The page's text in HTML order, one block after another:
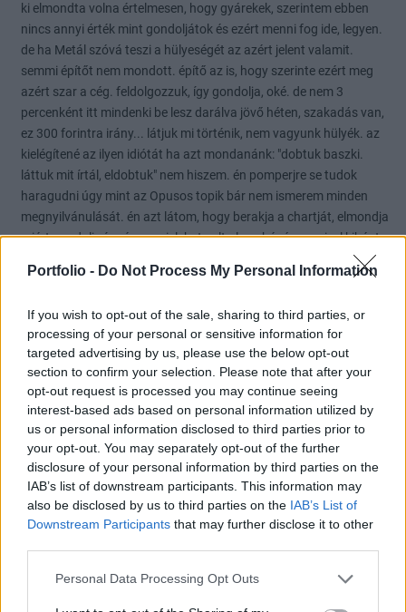
Portfolio - Do Not Process My Personal Information
If you wish to opt-out of the sale, sharing to third parties, or
processing of your personal or sensitive information for
targeted advertising by us, please use the below opt-out
section to confirm your selection. Please note that after your
opt-out request is processed you may continue seeing
interest-based ads based on personal information utilized by
us or personal information disclosed to third parties prior to
your opt-out. You may separately opt-out of the further
disclosure of your personal information by third parties on the
IAB’s list of downstream participants. This information may
also be disclosed by us to third parties on the IAB’s List of
Downstream Participants that may further disclose it to other
Personal Data Processing Opt Outs
ki elmondta volna értelmesen, hogy gyárekek, szerintem ebben
nincs annyi érték mint gondoljátok és ezért menni fog ide, legyen.
de ha Metál szóvá teszi a hülyeségét az azért jelent valamit.
semmi építőt nem mondott. építő az is, hogy szerinte ezért meg
azért szar a cég. feldolgozzuk, így gondolja, oké. de nem 3
percenként itt mindenki be lesz darálva jövő héten, szakadás van,
ez 300 forintra irány... látjuk mi történik, nem vagyunk hülyék. az
kielégítené az ilyen idiótát ha azt mondanánk: "dobtuk baszki.
láttuk mit írtál, eldobtuk" nem hiszem. én pomperjre se tudok
haragudni úgy mint az Opusos topik bár nem ismerem minden
megnyilvánulását. én azt látom, hogy berakja a chartját, elmondja
miért gondolja így és ennyi. lehet volt olyan húzása amivel kihúzta
Want_to_win
2018. 03. 14. 20:16
Előzmény:#40Mifi104
Roppant kártékonyak, mert az olyan Juli néniket mint én tönkre
vágják pszichésen. Így is bizonytalan vagyok jól döntöttem-e, nem
ha percenként azt erősítik, hogy tuti nem. :)
5 2 Válasz erre
polkiop 2018. 03. 14. 20:21
Az jutott az eszembe, hogy mi van akkor ha szeretnének egy "stabil
árat", kondjuk 620 körülit belőni. Így a választásokig véletlenül se